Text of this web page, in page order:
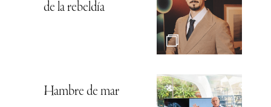
de la rebeldía
Hambre de mar